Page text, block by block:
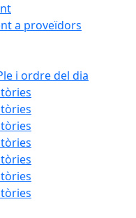
a proveïdors
i ordre del dia